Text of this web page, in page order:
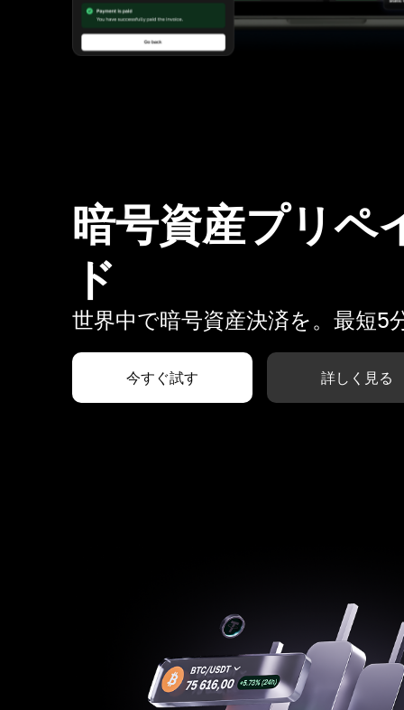
暗号資産プリペ
ド
世界中で暗号資産決済を。最短5
今すぐ試す 詳しく見る